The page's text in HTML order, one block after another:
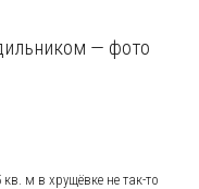
— фото
м в хрущёвке не так-то